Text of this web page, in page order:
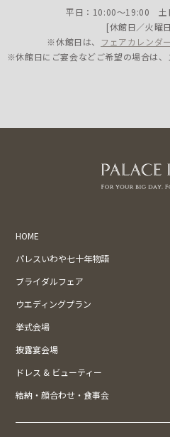
平日：10:00〜19:00 土
[休館日／火曜
※休館日は、 フェアカレンダー
※休館日にご宴会などご希望の場合は、
HOME
パレスいわや七十年物語
ブライダルフェア
ウエディングプラン
挙式会場
披露宴会場
ドレス & ビューティー
結納・顔合わせ・食事会